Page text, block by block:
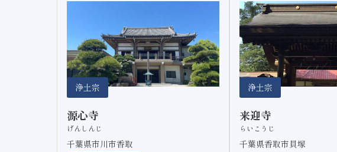
浄土宗
源心寺
げんしんじ
千葉県市川市香取
浄土宗
来迎寺
らいこうじ
千葉県香取市貝塚